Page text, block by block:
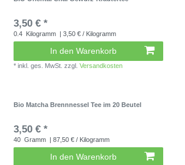
3,50 € *
0.4 Kilogramm | 3,50 € / Kilogramm
In den Warenkorb
*inkl. ges. MwSt. zzgl.Versandkosten
Bio Matcha Brennnessel Tee im 20 Beutel
3,50 € *
40 Gramm | 87,50 € / Kilogramm
In den Warenkorb